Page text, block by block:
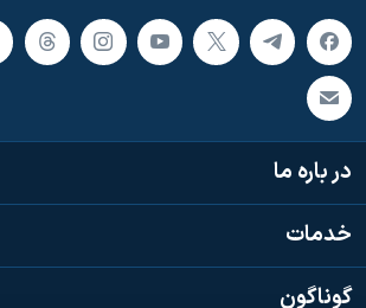
در باره ما
خدمات
گوناگون